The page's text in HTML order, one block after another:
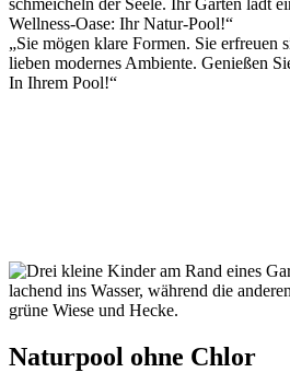
Wellness-Oase: Ihr Natur-Pool!“
„Sie mögen klare Formen. Sie erfreuen
lieben modernes Ambiente. Genießen
In Ihrem Pool!“
Naturpool ohne Chlor